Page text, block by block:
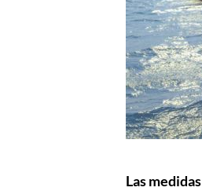
Las medidas